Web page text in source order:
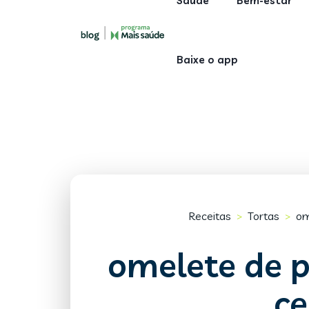
Baixe o app
Receitas > Tortas >
omelete de